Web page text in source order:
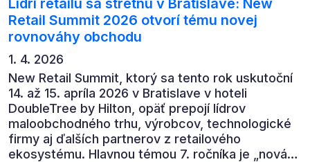
Lídri retailu sa stretnú v Bratislave: New
Retail Summit 2026 otvorí tému novej
rovnováhy obchodu
1. 4. 2026
New Retail Summit, ktorý sa tento rok uskutoční
14. až 15. apríla 2026 v Bratislave v hoteli
DoubleTree by Hilton, opäť prepojí lídrov
maloobchodného trhu, výrobcov, technologické
firmy aj ďalších partnerov z retailového
ekosystému. Hlavnou témou 7. ročníka je „nová